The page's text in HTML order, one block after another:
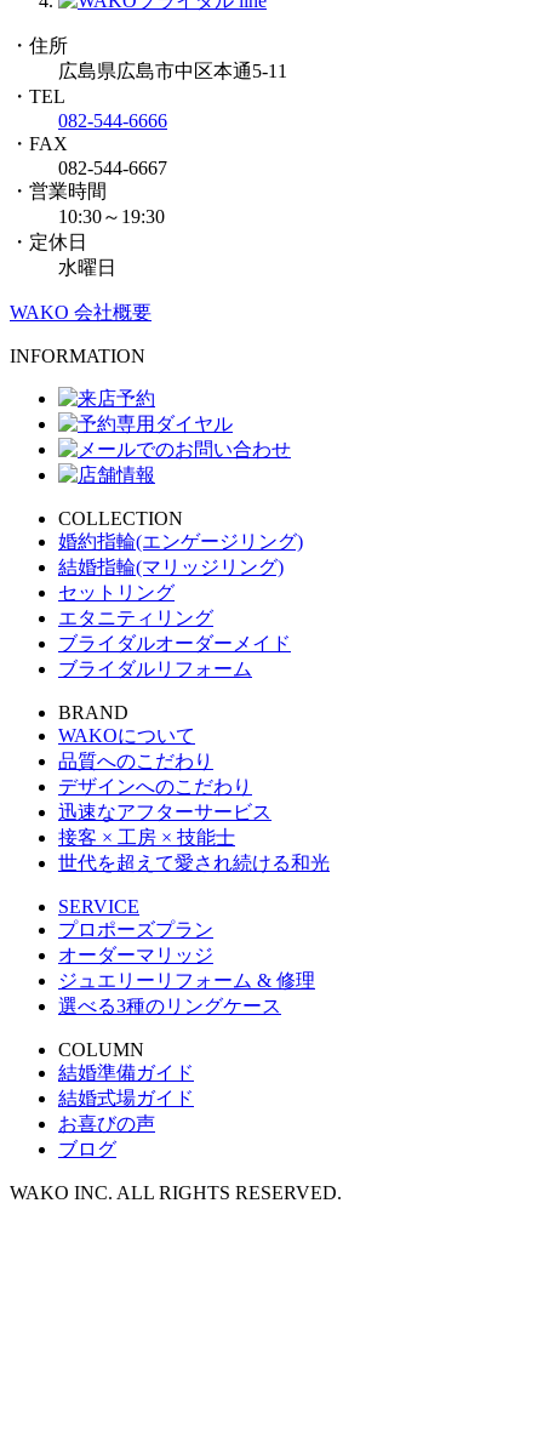
・住所
広島県広島市中区本通5-11
・TEL
082-544-6666
・FAX
082-544-6667
・営業時間
10:30～19:30
・定休日
水曜日
WAKO 会社概要
INFORMATION
COLLECTION
婚約指輪(エンゲージリング)
結婚指輪(マリッジリング)
セットリング
エタニティリング
ブライダルオーダーメイド
ブライダルリフォーム
BRAND
WAKOについて
品質へのこだわり
デザインへのこだわり
迅速なアフターサービス
接客 × 工房 × 技能士
世代を超えて愛され続ける和光
SERVICE
プロポーズプラン
オーダーマリッジ
ジュエリーリフォーム & 修理
選べる3種のリングケース
COLUMN
結婚準備ガイド
結婚式場ガイド
お喜びの声
ブログ
WAKO INC. ALL RIGHTS RESERVED.